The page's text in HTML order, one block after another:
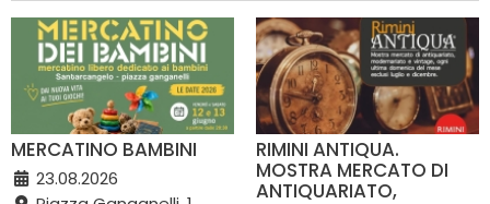
MERCATINO BAMBINI
23.08.2026
RIMINI ANTIQUA.
MOSTRA MERCATO DI
ANTIQUARIATO,